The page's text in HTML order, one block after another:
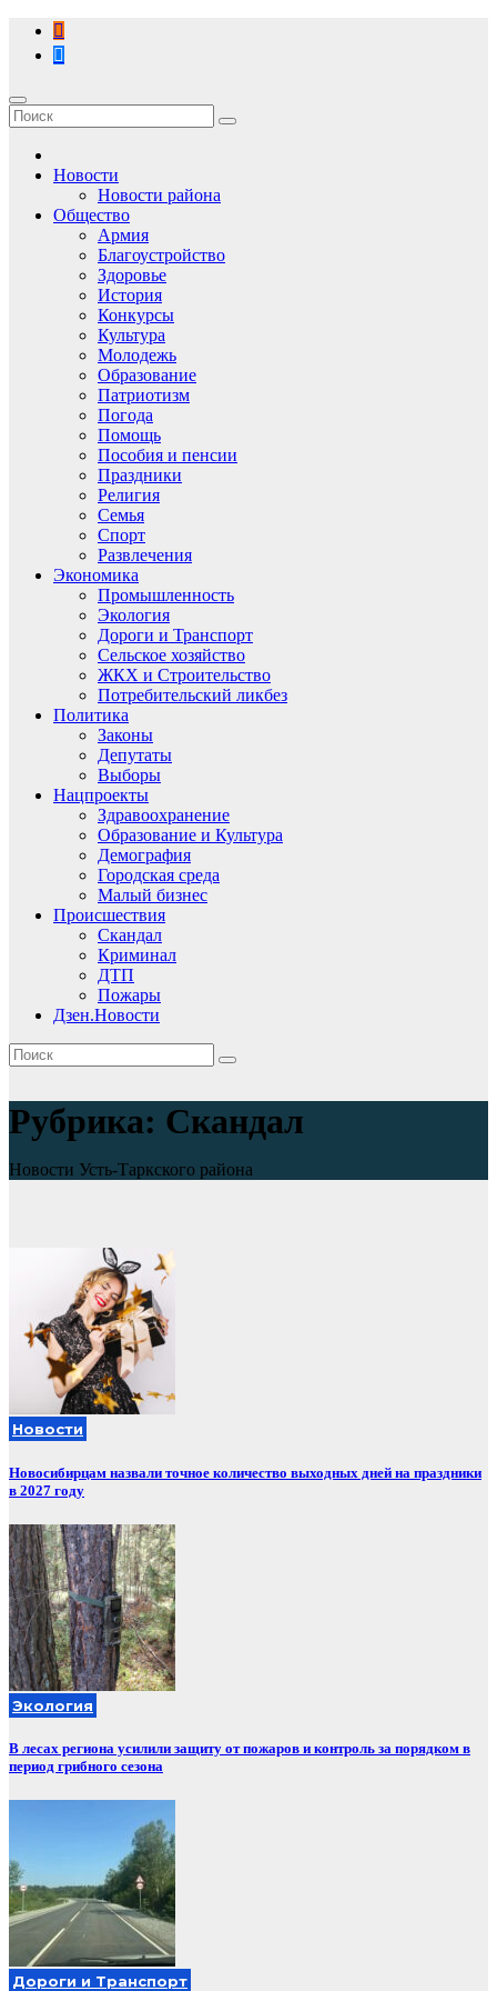
Перейти
содержимому
Новости
Новости района
Общество
Армия
Благоустройство
Здоровье
История
Конкурсы
Культура
Молодежь
Образование
Патриотизм
Погода
Помощь
Пособия и пенсии
Праздники
Религия
Семья
Спорт
Развлечения
Экономика
Промышленность
Экология
Дороги и Транспорт
Сельское хозяйство
ЖКХ и Строительство
Потребительский ликбез
Политика
Законы
Депутаты
Выборы
Нацпроекты
Здравоохранение
Образование и Культура
Демография
Городская среда
Малый бизнес
Происшествия
Скандал
Криминал
ДТП
Пожары
Дзен.Новости
Рубрика: Скандал
Новости Усть-Таркского района
Новости
Новосибирцам назвали точное количество выходных дней на праздники
в 2027 году
Экология
В лесах региона усилили защиту от пожаров и контроль за порядком в
период грибного сезона
Дороги и Транспорт